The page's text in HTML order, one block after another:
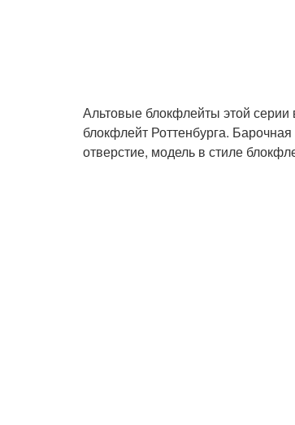
Альтовые блокфлейты этой
блокфлейт Роттенбурга.
отверстие, модель в стиле